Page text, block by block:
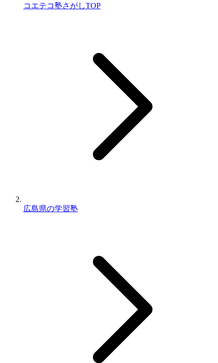
コエテコ塾さがしTOP
広島県の学習塾